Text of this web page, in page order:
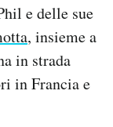
e delle sue
, insieme a
in strada
in Francia e